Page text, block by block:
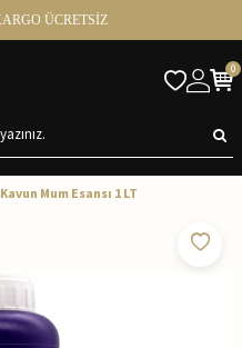
ÜCRETSİZ
0
Kavun Mum Esansı 1 LT